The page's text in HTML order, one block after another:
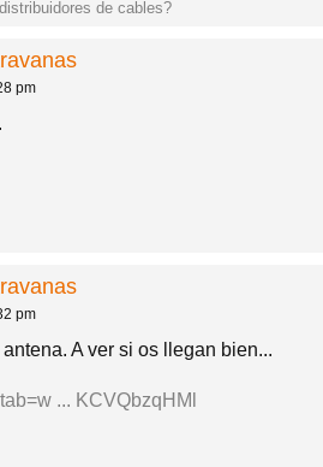
de cables?
pm
pm
A ver si os llegan bien...
... KCVQbzqHMl